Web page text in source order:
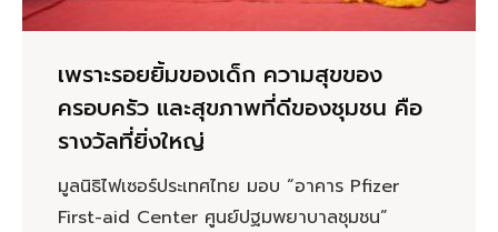
เพราะรอยยิ้มของเด็ก ความสุขของ
ครอบครัว และสุขภาพที่ดีของชุมชน คือ
รางวัลที่ยิ่งใหญ่
มูลนิธิไฟเซอร์ประเทศไทย มอบ “อาคาร Pfizer
First-aid Center ศูนย์ปฐมพยาบาลชุมชน”